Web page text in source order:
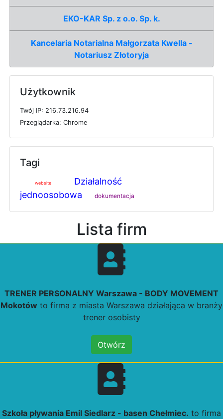
EKO-KAR Sp. z o.o. Sp. k.
Kancelaria Notarialna Małgorzata Kwella -
Notariusz Złotoryja
Użytkownik
Twój IP: 216.73.216.94
Przeglądarka: Chrome
Tagi
website
Działalność
jednoosobowa
dokumentacja
Lista firm
TRENER PERSONALNY Warszawa - BODY MOVEMENT
Mokotów to firma z miasta Warszawa działająca w branży
trener osobisty
Otwórz
Szkoła pływania Emil Siedlarz - basen Chełmiec. to firma